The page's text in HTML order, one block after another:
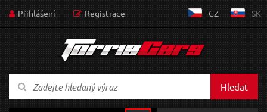
Přihlášení Registrace CZ SK
Hledat